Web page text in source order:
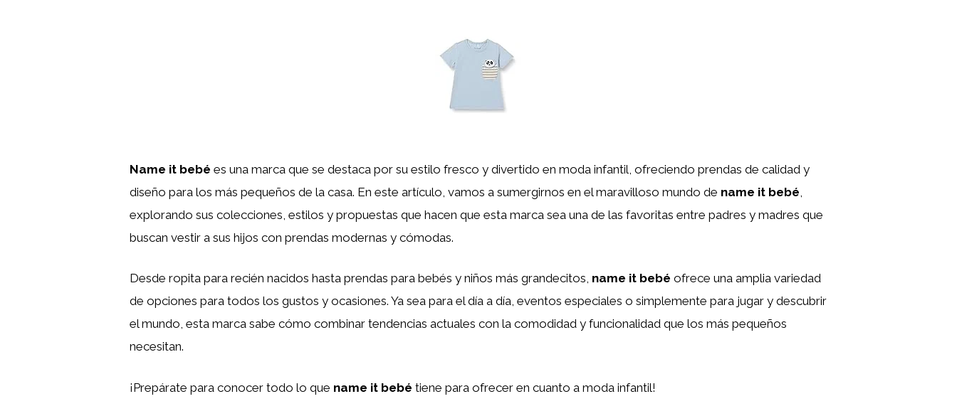
Name it bebé es una marca que se destaca por su estilo fresco y divertido en moda infantil, ofreciendo prendas de calidad y
diseño para los más pequeños de la casa. En este artículo, vamos a sumergirnos en el maravilloso mundo de name it bebé
explorando sus colecciones, estilos y propuestas que hacen que esta marca sea una de las favoritas entre padres y madres que
buscan vestir a sus hijos con prendas modernas y cómodas.
Desde ropita para recién nacidos hasta prendas para bebés y niños más grandecitos, name it bebé ofrece una amplia variedad
de opciones para todos los gustos y ocasiones. Ya sea para el día a día, eventos especiales o simplemente para jugar y descubrir
el mundo, esta marca sabe cómo combinar tendencias actuales con la comodidad y funcionalidad que los más pequeños
necesitan.
¡Prepárate para conocer todo lo que name it bebé tiene para ofrecer en cuanto a moda infantil!